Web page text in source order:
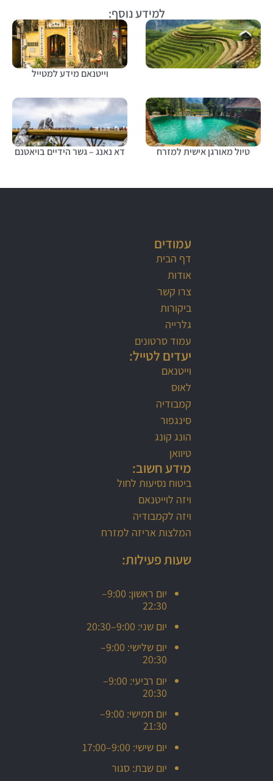
למידע נוסף:
וייטנאם מידע למטייל
טיול מאורגן אישית למזרח דא נאנג – גשר הידיים בויאטנם
עמודים
דף הבית
אודות
צרו קשר
ביקורות
גלרייה
עמוד סרטונים
יעדים לטייל:
וייטנאם
לאוס
קמבודיה
סינגפור
הונג קונג
טיוואן
מידע חשוב:
ביטוח נסיעות לחול
ויזה לוייטנאם
ויזה לקמבודיה
המלצות אריזה למזרח
שעות פעילות:
יום ראשון: 9:00–
22:30
יום שני: 9:00–20:30
יום שלישי: 9:00–
20:30
יום רביעי: 9:00–
20:30
יום חמישי: 9:00–
21:30
יום שישי: 9:00–17:00
יום שבת: סגור